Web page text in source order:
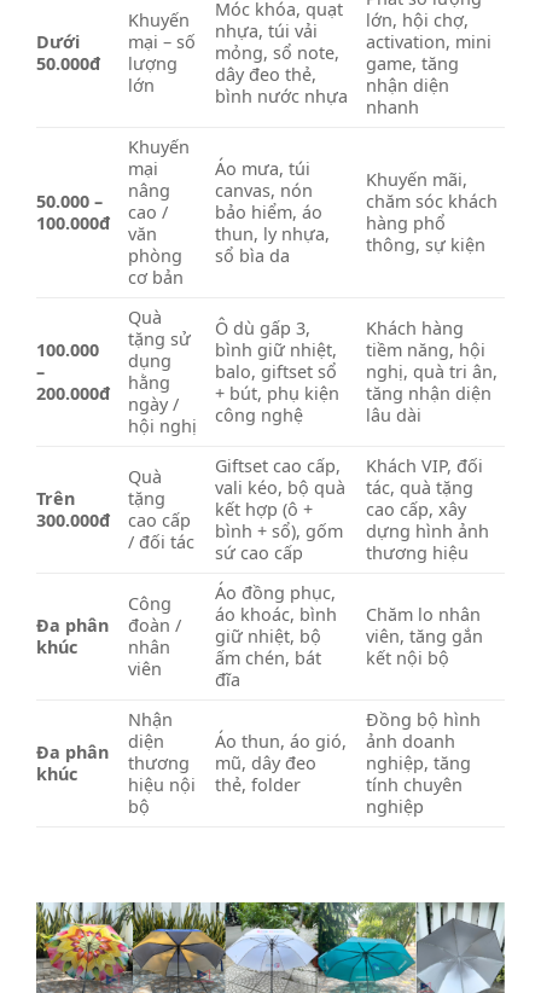
Dưới
50.000đ
Khuyến
mại – số
lượng
lớn
Móc khóa, quạt
nhựa, túi vải
mỏng, sổ note,
dây đeo thẻ,
bình nước nhựa
lớn, hội chợ,
activation, mini
game, tăng
nhận diện
nhanh
50.000 –
100.000đ
Khuyến
mại
nâng
cao /
văn
phòng
cơ bản
Áo mưa, túi
canvas, nón
bảo hiểm, áo
thun, ly nhựa,
sổ bìa da
Khuyến mãi,
chăm sóc khách
hàng phổ
thông, sự kiện
100.000
–
200.000đ
Quà
tặng sử
dụng
hằng
ngày /
hội nghị
Ô dù gấp 3,
bình giữ nhiệt,
balo, giftset sổ
+ bút, phụ kiện
công nghệ
Khách hàng
tiềm năng, hội
nghị, quà tri ân,
tăng nhận diện
lâu dài
Trên
300.000đ
Quà
tặng
cao cấp
/ đối tác
Giftset cao cấp,
vali kéo, bộ quà
kết hợp (ô +
bình + sổ), gốm
sứ cao cấp
Khách VIP, đối
tác, quà tặng
cao cấp, xây
dựng hình ảnh
thương hiệu
Đa phân
khúc
Công
đoàn /
nhân
viên
Áo đồng phục,
áo khoác, bình
giữ nhiệt, bộ
ấm chén, bát
đĩa
Chăm lo nhân
viên, tăng gắn
kết nội bộ
Đa phân
khúc
Nhận
diện
thương
hiệu nội
bộ
Áo thun, áo gió,
mũ, dây đeo
thẻ, folder
Đồng bộ hình
ảnh doanh
nghiệp, tăng
tính chuyên
nghiệp